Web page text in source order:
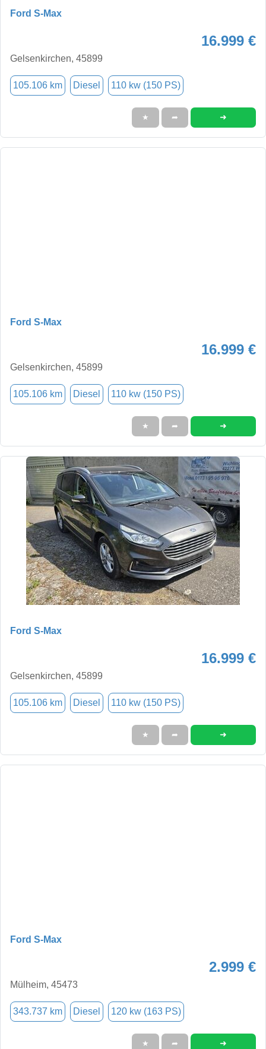
Ford S-Max
16.999 €
Gelsenkirchen, 45899
105.106 km Diesel 110 kw (150 PS)
★ ➦ ➜
Ford S-Max
16.999 €
Gelsenkirchen, 45899
105.106 km Diesel 110 kw (150 PS)
★ ➦ ➜
Ford S-Max
16.999 €
Gelsenkirchen, 45899
105.106 km Diesel 110 kw (150 PS)
★ ➦ ➜
Ford S-Max
2.999 €
Mülheim, 45473
343.737 km Diesel 120 kw (163 PS)
★ ➦ ➜